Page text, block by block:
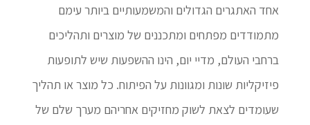
אחד האתגרים הגדולים והמשמעותיים ביותר עימם
מתמודדים מפתחים ומתכננים של מוצרים ותהליכים
ברחבי העולם, מדיי יום, הינו ההשפעות שיש לתופעות
פיזיקליות שונות ומגוונות על הפיתוח. כל מוצר או תהליך
שעומדים לצאת לשוק מחזיקים אחריהם מערך שלם של